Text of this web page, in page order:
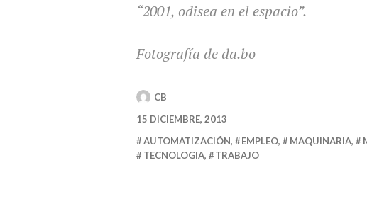
“2001, odisea en el espacio”.
Fotografía de da.bo
CB
15 DICIEMBRE, 2013
AUTOMATIZACIÓN, EMPLEO, MAQUINARIA,
TECNOLOGIA, TRABAJO